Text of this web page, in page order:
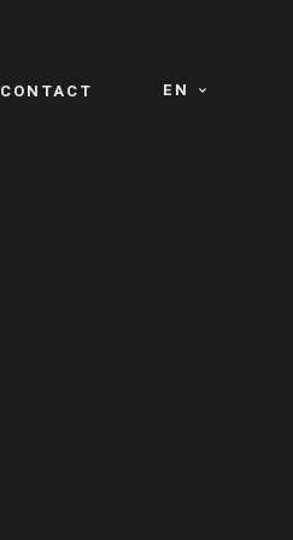
EN
CONTACT